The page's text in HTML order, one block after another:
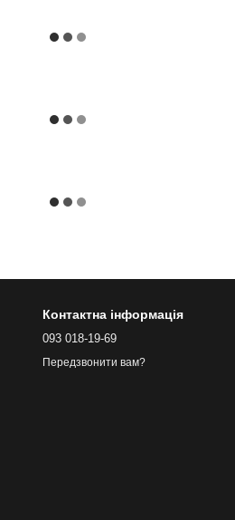
Контактна інформація
093 018-19-69
Передзвонити вам?